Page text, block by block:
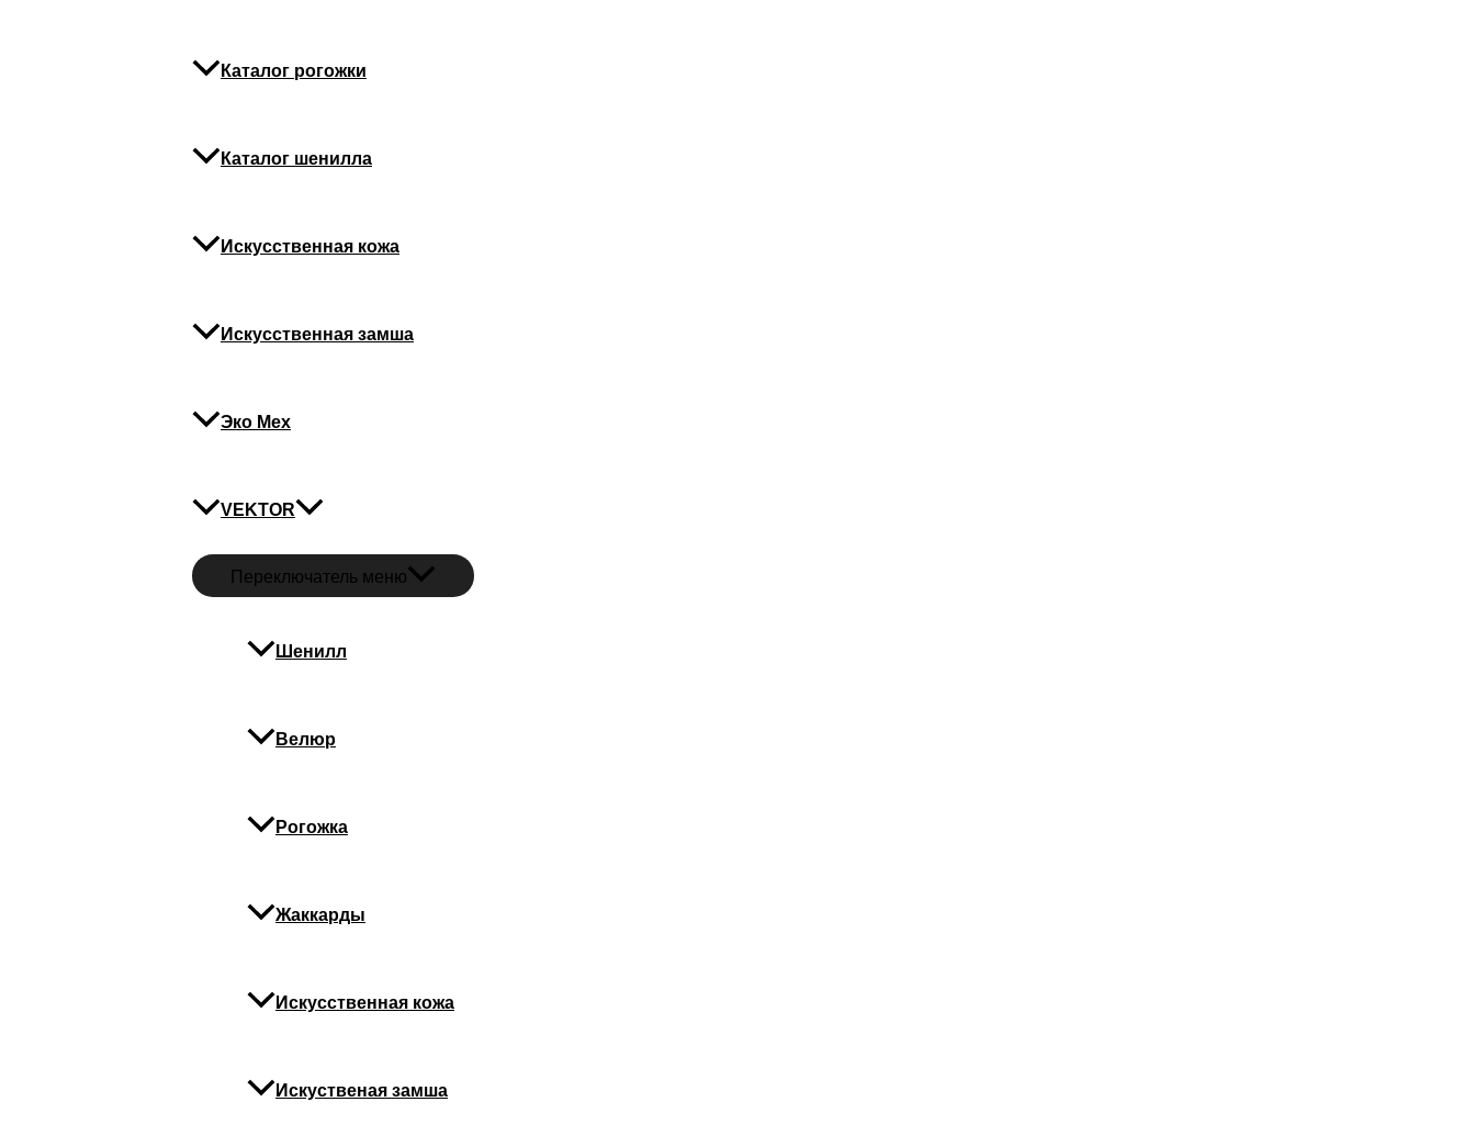
Каталог рогожки
Каталог шенилла
Искусственная кожа
Искусственная замша
Эко Мех
VEKTOR
Переключатель меню
Шенилл
Велюр
Рогожка
Жаккарды
Искусственная кожа
Искуственая замша
Синхронизатор 583
Количество товара
синхронизаторы
Похожие
Зацеп 575